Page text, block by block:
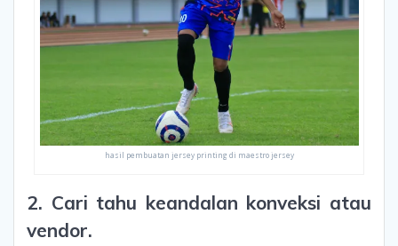
hasil pembuatan jersey printing di maestro jersey
2. Cari tahu keandalan konveksi atau
vendor.